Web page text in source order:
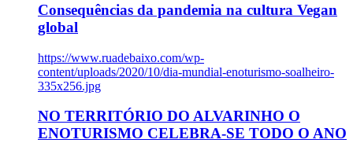
Consequências da pandemia na cultura Vegan
global
https://www.ruadebaixo.com/wp-
content/uploads/2020/10/dia-mundial-enoturismo-soalheiro-
335x256.jpg
NO TERRITÓRIO DO ALVARINHO O
ENOTURISMO CELEBRA-SE TODO O ANO